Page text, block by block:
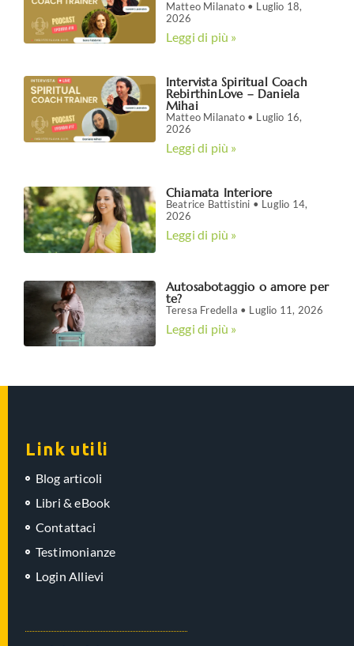
Matteo Milanato
Luglio 18,
2026
Leggi di più »
Intervista Spiritual Coach
RebirthinLove – Daniela
Mihai
Matteo Milanato
Luglio 16,
2026
Leggi di più »
Chiamata Interiore
Beatrice Battistini
Luglio 14,
2026
Leggi di più »
Autosabotaggio o amore per
te?
Teresa Fredella Luglio 11, 2026
Leggi di più »
Link utili
Blog articoli
Libri & eBook
Contattaci
Testimonianze
Login Allievi